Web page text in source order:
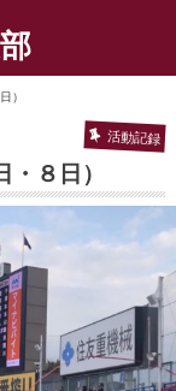
）
活動記録
８日）